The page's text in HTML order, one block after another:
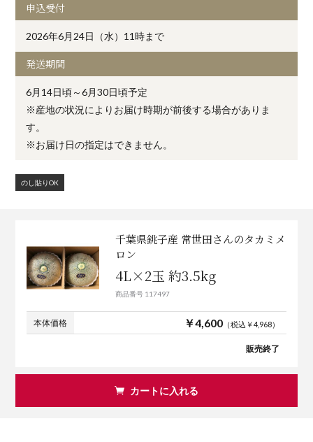
申込受付
2026年6月24日（水）11時まで
発送期間
6月14日頃～6月30日頃予定
※産地の状況によりお届け時期が前後する場合がありま
す。
※お届け日の指定はできません。
のし貼りOK
千葉県銚子産 常世田さんのタカミメ
ロン
4L×2玉 約3.5kg
商品番号 117497
本体価格 ￥4,600（税込￥4,968）
販売終了
カートに入れる